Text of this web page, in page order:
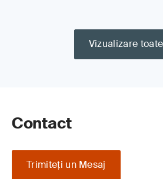
Vizualizare toate
Contact
Trimiteţi un Mesaj